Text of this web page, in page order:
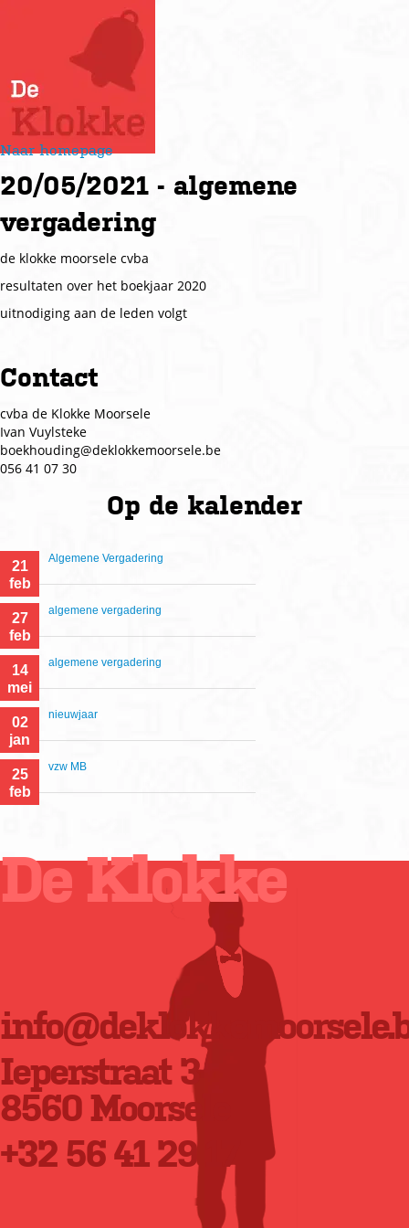
Naar homepage
20/05/2021 - algemene
vergadering
de klokke moorsele cvba
resultaten over het boekjaar 2020
uitnodiging aan de leden volgt
Contact
cvba de Klokke Moorsele
Ivan Vuylsteke
boekhouding@deklokkemoorsele.be
056 41 07 30
Op de kalender
21
feb
Algemene Vergadering
27
feb
algemene vergadering
14
mei
algemene vergadering
02
jan
nieuwjaar
25
feb
vzw MB
De Klokke
Ieperstraat 3
8560 Moorsele
+32 56 41 29 17